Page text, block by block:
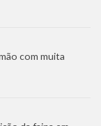
com muita